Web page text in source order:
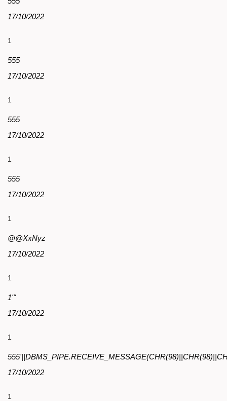
17/10/2022
1
555
17/10/2022
1
555
17/10/2022
1
555
17/10/2022
1
@@XxNyz
17/10/2022
1
1'"
17/10/2022
1
17/10/2022
1